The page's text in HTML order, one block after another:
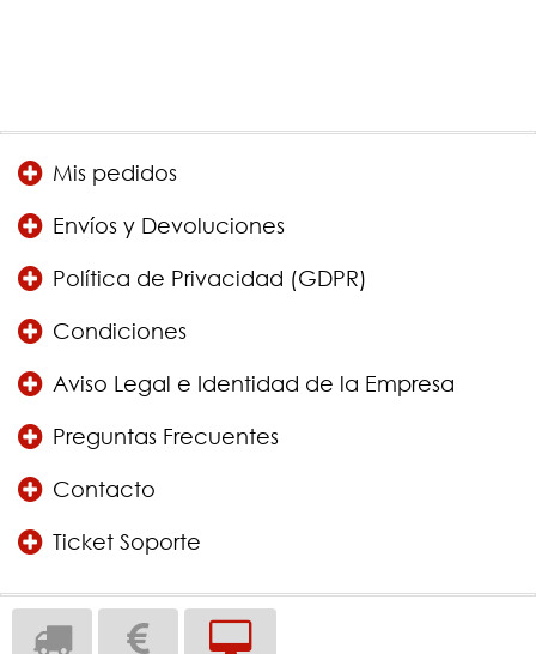
Mis pedidos
Envíos y Devoluciones
Política de Privacidad (GDPR)
Condiciones
Aviso Legal e Identidad de la Empresa
Preguntas Frecuentes
Contacto
Ticket Soporte